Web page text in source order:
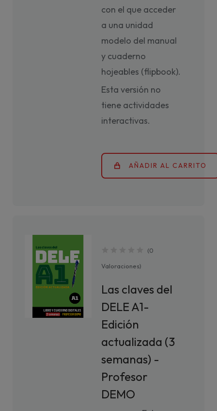
con el que acceder
a una unidad
modelo del manual
y cuaderno
hojeables (flipbook).
Esta versión no
tiene actividades
interactivas.
AÑADIR AL CARRITO
(0
Valoraciones)
Las claves del
DELE A1-
Edición
actualizada (3
semanas) -
Profesor
DEMO